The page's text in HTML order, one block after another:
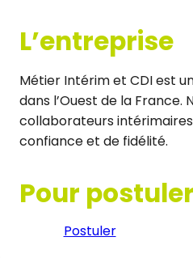
L’entreprise
Métier Intérim et CDI est
dans l’Ouest de la France.
collaborateurs
confiance et de fidélité.
Pour postuler
Postuler